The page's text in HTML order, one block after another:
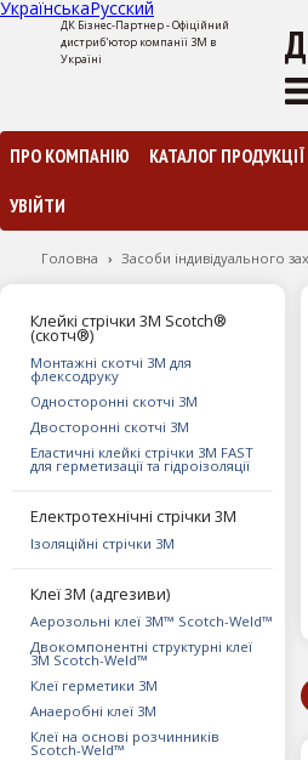
УкраїнськаРусский
ДК Бізнес-Партнер - Офіційний
дистриб'ютор компанії 3М в
Україні
ПРО КОМПАНІЮ КАТАЛОГ ПРОДУКЦІЇ
УВІЙТИ
Головна › Засоби індивідуального
Клейкі стрічки 3М Scotch®
(скотч®)
Монтажні скотчі 3М для
флексодруку
Односторонні скотчі 3М
Двосторонні скотчі 3М
Еластичні клейкі стрічки 3М FAST
для герметизації та гідроізоляції
Електротехнічні стрічки 3M
Ізоляційні стрічки 3М
Клеї 3М (адгезиви)
Аерозольні клеї 3M™ Scotch-Weld™
Двокомпонентні структурні клеї
3M Scotch-Weld™
Клеї герметики 3М
Анаеробні клеї 3М
Клеї на основі розчинників
Scotch-Weld™